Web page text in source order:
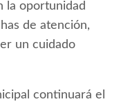
la oportunidad
de atención,
un cuidado
continuará el